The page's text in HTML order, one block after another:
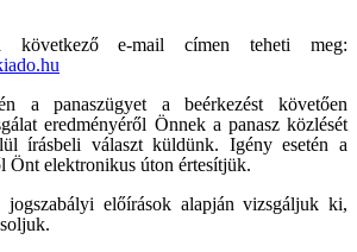
következő e-mail címen teheti meg:
a panaszügyet a beérkezést követően
eredményéről Önnek a panasz közlését
írásbeli választ küldünk. Igény esetén a
Önt elektronikus úton értesítjük.
jogszabályi előírások alapján vizsgáljuk ki,